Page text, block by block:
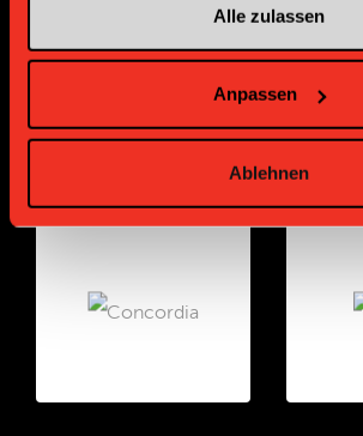
Alle zulassen
Anpassen
Ablehnen
Gold Partner Gold